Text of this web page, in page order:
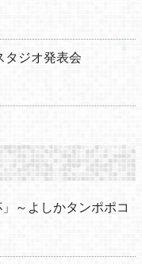
タジオ発表会
～よしかタンポポコ